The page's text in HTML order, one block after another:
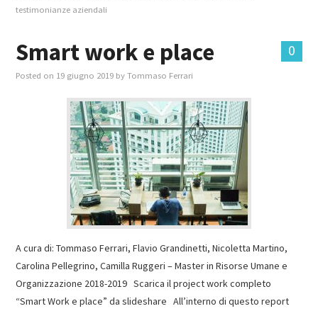
testimonianze aziendali
0
Smart work e place
Posted on 19 giugno 2019 byTommaso Ferrari
A cura di: Tommaso Ferrari, Flavio Grandinetti, Nicoletta Martino,
Carolina Pellegrino, Camilla Ruggeri – Master in Risorse Umane e
Organizzazione 2018-2019 Scarica il project work completo
“Smart Work e place” da slideshare All’interno di questo report